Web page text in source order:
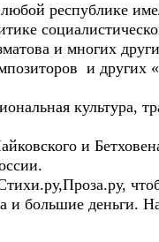
республике имел
и многих
и
культура,
и
и большие деньги.